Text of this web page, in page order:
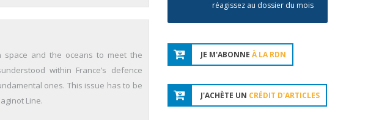
space and the oceans to meet the
within France’s defence
ones. This issue has to be
Line.
réagissez au dossier du mois
JE M'ABONNE À LA RDN
J'ACHÈTE UN CRÉDIT D'ARTICLES